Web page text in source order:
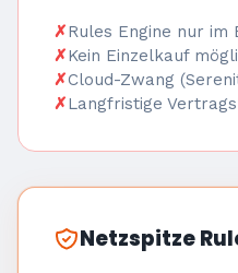
Rules Engine nur
Kein Einzelkauf
Cloud-Zwang
Langfristige
Netzspitze